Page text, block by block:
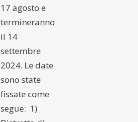
17 agosto e
termineranno
il 14
settembre
2024. Le date
sono state
fissate come
segue: 1)